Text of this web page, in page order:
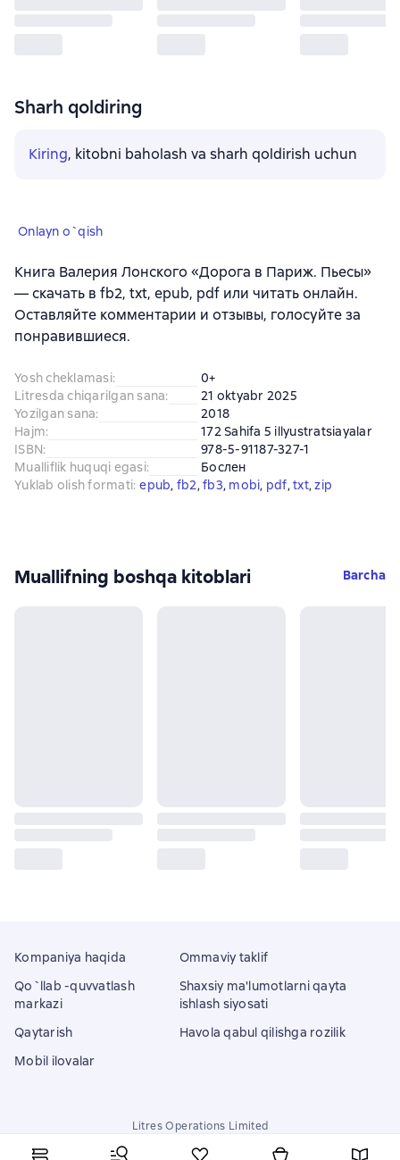
Sharh qoldiring
Kiring, kitobni baholash va sharh qoldirish uchun
Onlayn o`qish
Книга Валерия Лонского «Дорога в Париж. Пьесы»
— скачать в fb2, txt, epub, pdf или читать онлайн.
Оставляйте комментарии и отзывы, голосуйте за
понравившиеся.
Yosh cheklamasi:
0+
Litresda chiqarilgan sana:
21 oktyabr 2025
Yozilgan sana:
2018
Hajm:
172 Sahifa 5 illyustratsiayalar
ISBN:
978-5-91187-327-1
Mualliflik huquqi egasi:
Бослен
Yuklab olish formati: epub, fb2, fb3, mobi, pdf, txt, zip
Muallifning boshqa kitoblari Barcha
Kompaniya haqida
Qo`llab -quvvatlash
markazi
Qaytarish
Mobil ilovalar
Ommaviy taklif
Shaxsiy ma'lumotlarni qayta
ishlash siyosati
Havola qabul qilishga rozilik
Litres Operations Limited